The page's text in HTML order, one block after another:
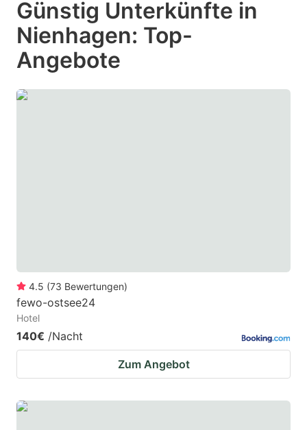
key
to
get
the
keyboard
key
to
keyboard
Günstig Unterkünfte in
Nienhagen: Top-
Angebote
4.5 (73 Bewertungen)
fewo-ostsee24
Hotel
140€ /Nacht
Zum Angebot